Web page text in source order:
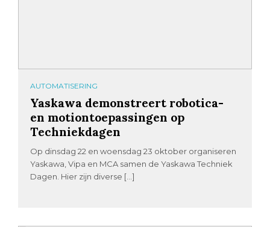
AUTOMATISERING
Yaskawa demonstreert robotica-
en motiontoepassingen op
Techniekdagen
Op dinsdag 22 en woensdag 23 oktober organiseren
Yaskawa, Vipa en MCA samen de Yaskawa Techniek
Dagen. Hier zijn diverse […]